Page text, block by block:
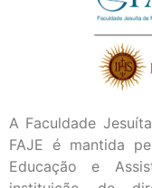
A Faculdade
FAJE é mantida
Educação e